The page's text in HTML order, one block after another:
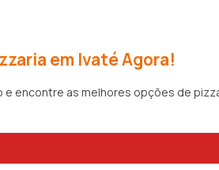
em Ivaté Agora!
e encontre as melhores opções de